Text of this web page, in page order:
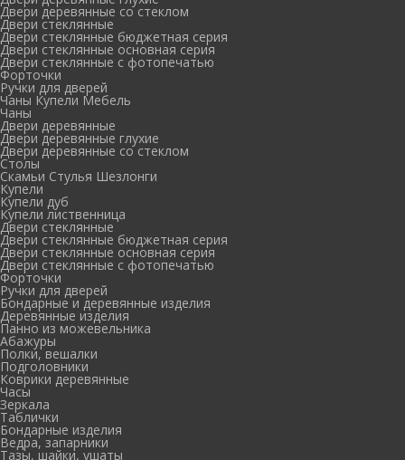
Двери деревянные со стеклом
Двери стеклянные
Двери стеклянные бюджетная серия
Двери стеклянные основная серия
Двери стеклянные с фотопечатью
Форточки
Ручки для дверей
Чаны Купели Мебель
Чаны
Двери деревянные
Двери деревянные глухие
Двери деревянные со стеклом
Столы
Скамьи Стулья Шезлонги
Купели
Купели дуб
Купели лиственница
Двери стеклянные
Двери стеклянные бюджетная серия
Двери стеклянные основная серия
Двери стеклянные с фотопечатью
Форточки
Ручки для дверей
Бондарные и деревянные изделия
Деревянные изделия
Панно из можевельника
Абажуры
Полки, вешалки
Подголовники
Коврики деревянные
Часы
Зеркала
Таблички
Бондарные изделия
Ведра, запарники
Тазы, шайки, ушаты